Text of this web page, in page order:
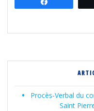
Procès-Verbal du
Saint